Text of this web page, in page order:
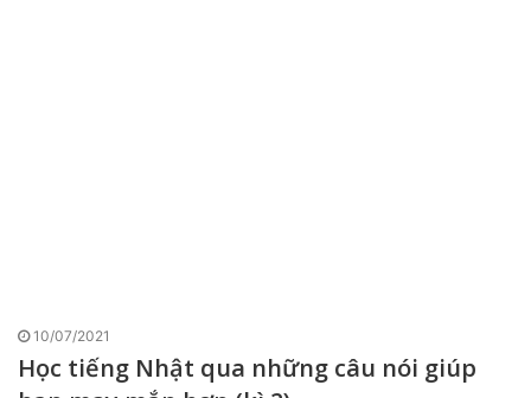
10/07/2021
Học tiếng Nhật qua những câu nói giúp